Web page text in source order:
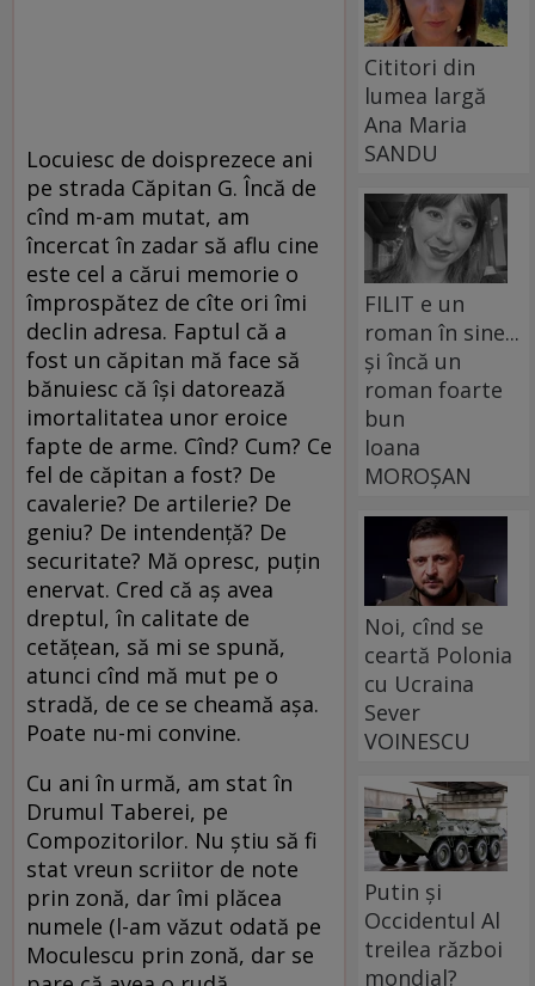
Locuiesc de doisprezece ani
pe strada Căpitan G. Încă de
cînd m-am mutat, am
încercat în zadar să aflu cine
este cel a cărui memorie o
împrospătez de cîte ori îmi
declin adresa. Faptul că a
fost un căpitan mă face să
bănuiesc că îşi datorează
imortalitatea unor eroice
fapte de arme. Cînd? Cum? Ce
fel de căpitan a fost? De
cavalerie? De artilerie? De
geniu? De intendenţă? De
securitate? Mă opresc, puţin
enervat. Cred că aş avea
dreptul, în calitate de
cetăţean, să mi se spună,
atunci cînd mă mut pe o
stradă, de ce se cheamă aşa.
Poate nu-mi convine.
Cu ani în urmă, am stat în
Drumul Taberei, pe
Compozitorilor. Nu ştiu să fi
stat vreun scriitor de note
prin zonă, dar îmi plăcea
numele (l-am văzut odată pe
Moculescu prin zonă, dar se
Cititori din
lumea largă
Ana Maria
SANDU
FILIT e un
roman în sine...
și încă un
roman foarte
bun
Ioana
MOROȘAN
Noi, cînd se
ceartă Polonia
cu Ucraina
Sever
VOINESCU
Putin și
Occidentul Al
treilea război
mondial?